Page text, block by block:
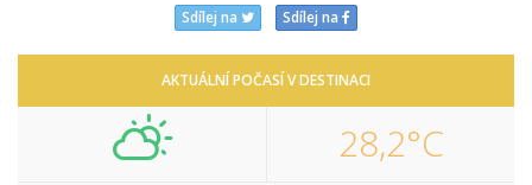
Sdílej na Sdílej na
AKTUÁLNÍ POČASÍ V DESTINACI
28,2°C